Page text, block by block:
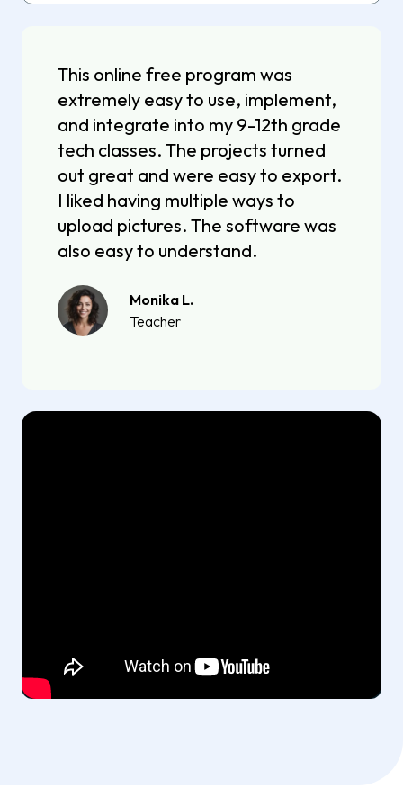
This online free program was
extremely easy to use, implement,
and integrate into my 9-12th grade
tech classes. The projects turned
out great and were easy to export.
I liked having multiple ways to
upload pictures. The software was
also easy to understand.
Monika L.
Teacher